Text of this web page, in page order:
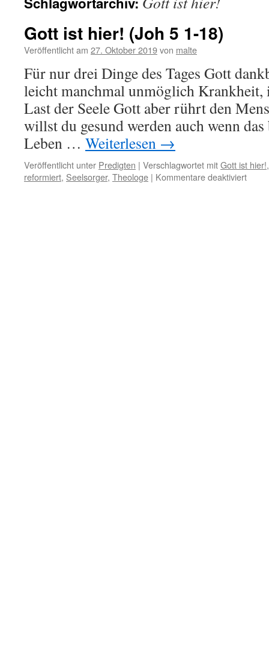
Gott ist hier! (Joh 5 1-18)
Veröffentlicht am 27. Oktober 2019von malte
Für nur drei Dinge des Tages Gott
leicht manchmal unmöglich Krankheit,
Last der Seele Gott aber rührt den
willst du gesund werden auch wenn das
Leben … Weiterlesen →
Veröffentlicht unter Predigten | Verschlagwortet mitGott ist hier!
reformiert, Seelsorger, Theologe | Kommentare deaktiviertfür